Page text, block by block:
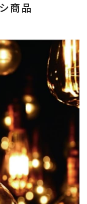
商品